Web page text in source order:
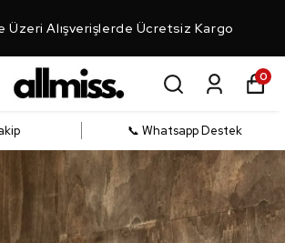
Üzeri Alışverişlerde Ücretsiz Kargo
0
📞 Whatsapp Destek